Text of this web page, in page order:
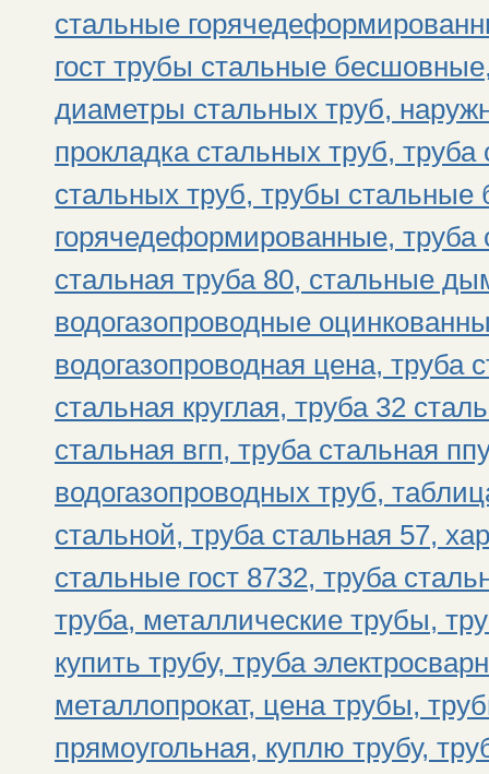
стальные
гост трубы стальные
диаметры стальных труб,
прокладка стальных труб,
стальных труб, трубы
горячедеформированные, труба
стальная труба 80, стальные
водогазопроводные
водогазопроводная цена, труба
стальная круглая, труба 32
стальная вгп, труба стальная
водогазопроводных труб,
стальной, труба стальная 57,
стальные гост 8732, труба
труба, металлические трубы,
купить трубу, труба
металлопрокат, цена трубы,
прямоугольная, куплю трубу,